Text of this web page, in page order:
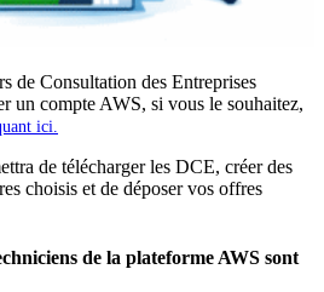
de Consultation des Entreprises
un compte AWS, si vous le souhaitez,
ici.
de télécharger les DCE, créer des
choisis et de déposer vos offres
de la plateforme AWS sont